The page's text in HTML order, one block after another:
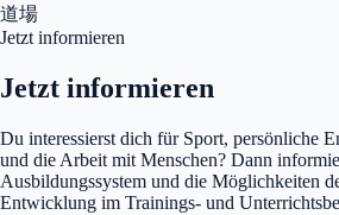
道場
Jetzt informieren
Jetzt informieren
Du interessierst dich für Sport, persönliche
und die Arbeit mit Menschen? Dann
Ausbildungssystem und die Möglichkeiten
Entwicklung im Trainings- und